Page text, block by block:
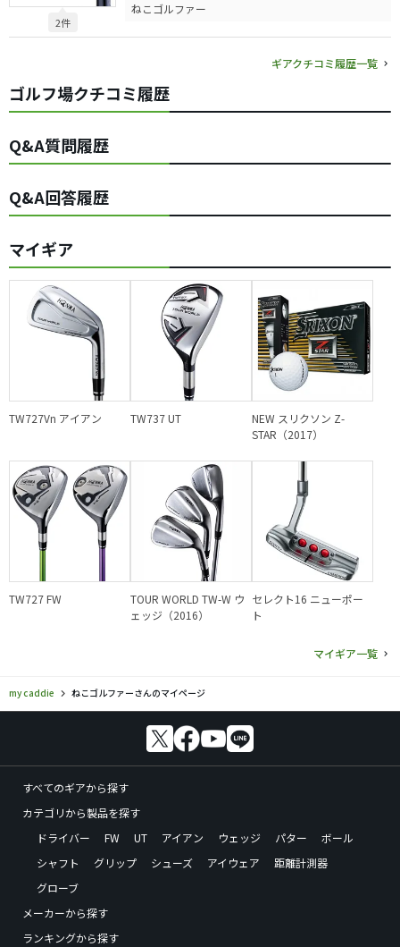
2件
ねこゴルファー
ギアクチコミ履歴一覧
ゴルフ場クチコミ履歴
Q&A質問履歴
Q&A回答履歴
マイギア
TW727Vn アイアン TW737 UT
NEW スリクソン Z-
STAR（2017）
TW727 FW
TOUR WORLD TW-W ウ
ェッジ（2016）
セレクト16 ニューポー
ト
マイギア一覧
my caddie ねこゴルファーさんのマイページ
すべてのギアから探す
カテゴリから製品を探す
ドライバー
FW UT アイアン ウェッジ パター
ボール
シャフト
グリップ シューズ アイウェア
距離計測器
グローブ
メーカーから探す
ランキングから探す